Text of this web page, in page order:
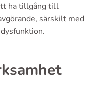
ha tillgång till
särskilt med